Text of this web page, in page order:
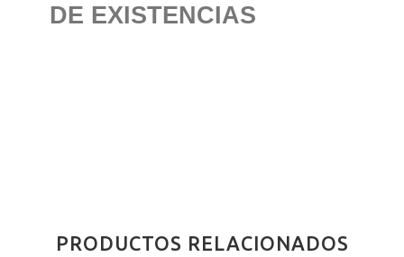
DE EXISTENCIAS
PRODUCTOS RELACIONADOS